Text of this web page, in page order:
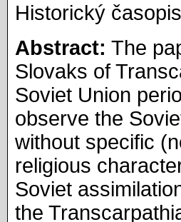
Historický
Abstract: The
Slovaks of
Soviet Union
observe the
without specific
religious
Soviet
the